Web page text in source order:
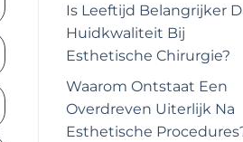
Is Leeftijd Belangrijker
Huidkwaliteit Bij
Esthetische Chirurgie?
Waarom Ontstaat Een
Overdreven Uiterlijk Na
Esthetische